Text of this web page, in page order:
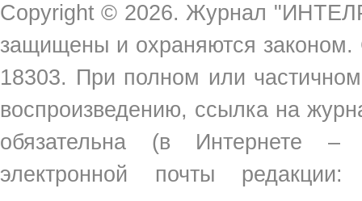
Copyright © 2026. Журнал
защищены и охраняются
18303. При полном или
воспроизведению, ссылка на
обязательна (в Интернете
электронной почты